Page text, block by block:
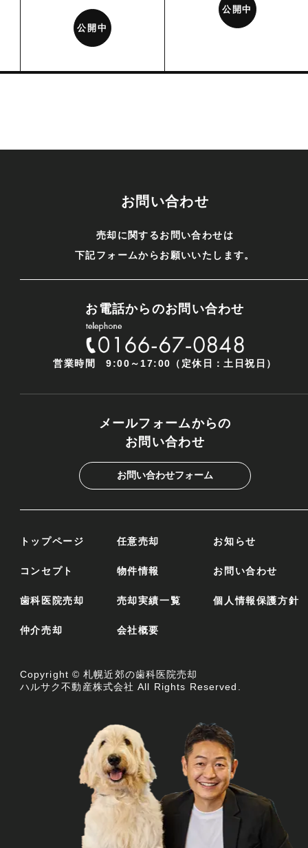
公開中
公開中
お問い合わせ
売却に関するお問い合わせは
下記フォームからお願いいたします。
お電話からのお問い合わせ
営業時間 9:00～17:00（定休日：土日祝日）
メールフォームからの
お問い合わせ
お問い合わせフォーム
トップページ 任意売却 お知らせ
コンセプト 物件情報 お問い合わせ
歯科医院売却 売却実績一覧 個人情報保護方針
仲介売却 会社概要
Copyright ©札幌近郊の歯科医院売却
ハルサク不動産株式会社 All Rights Reserved.